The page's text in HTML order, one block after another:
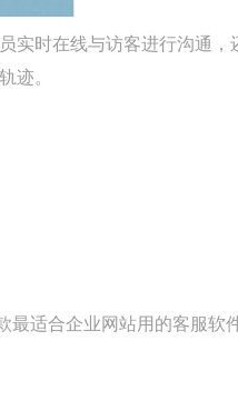
实时在线与访客进行沟通，
迹。
适合企业网站用的客服软件